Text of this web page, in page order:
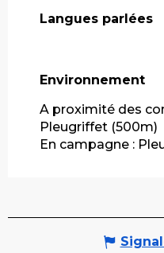
Langues parlées
Langues parlées
Environnement
Environnement
A proximité des
Pleugriffet (500m)
En campagne :